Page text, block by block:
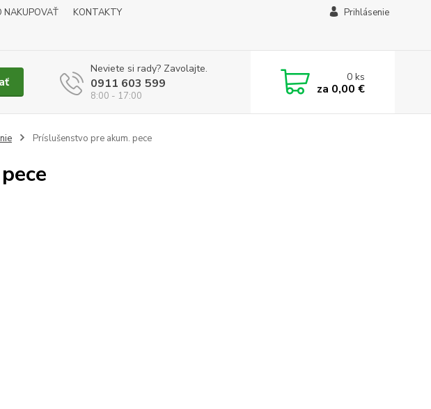
NAKUPOVAŤ
KONTAKTY
Prihlásenie
Neviete si rady? Zavolajte.
0911 603 599
8:00 - 17:00
0ks
za 0,00 €
Príslušenstvo pre akum. pece